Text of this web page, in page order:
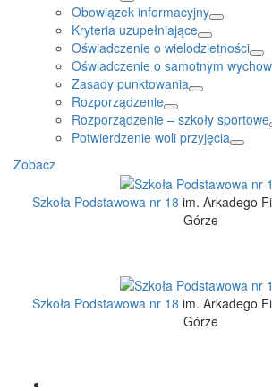
Obowiązek informacyjny
Kryteria uzupełniające
Oświadczenie o wielodzietności
Oświadczenie o samotnym
Zasady punktowania
Rozporządzenie
Rozporządzenie – szkoły sportowe
Potwierdzenie woli przyjęcia
Zobacz
Szkoła Podstawowa nr 18 im. Arkadego
Górze
Szkoła Podstawowa nr 18 im. Arkadego
Górze